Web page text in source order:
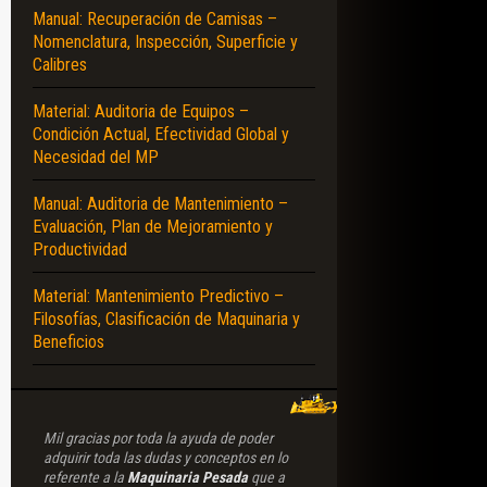
– EQUIPAMIENTO – CAPACIDADES – ESPECIFICACIONES
Manual: Recuperación de Camisas –
Nomenclatura, Inspección, Superficie y
Calibres
Material: Auditoria de Equipos –
Condición Actual, Efectividad Global y
Necesidad del MP
Manual: Auditoria de Mantenimiento –
Evaluación, Plan de Mejoramiento y
Productividad
Material: Mantenimiento Predictivo –
Filosofías, Clasificación de Maquinaria y
Beneficios
Mil gracias por toda la ayuda de poder
adquirir toda las dudas y conceptos en lo
referente a la Maquinaria Pesadaque a